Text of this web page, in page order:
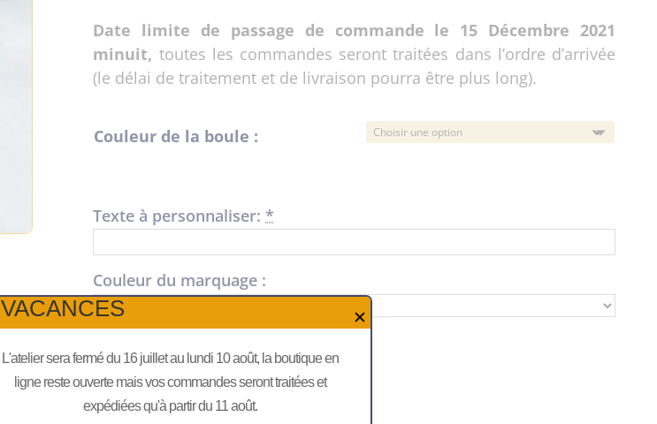
Date limite de passage de commande le 15 Décembre 2021
minuit, toutes les commandes seront traitées dans l’ordre d’arrivée
(le délai de traitement et de livraison pourra être plus long).
Couleur de la boule :
Texte à personnaliser: *
Couleur du marquage :
de
Boule
de
Ajouter au panier
VACANCES ✕
L'atelier sera fermé du 16 juillet au lundi 10 août, la boutique en
ligne reste ouverte mais vos commandes seront traitées et
expédiées qu'à partir du 11 août.